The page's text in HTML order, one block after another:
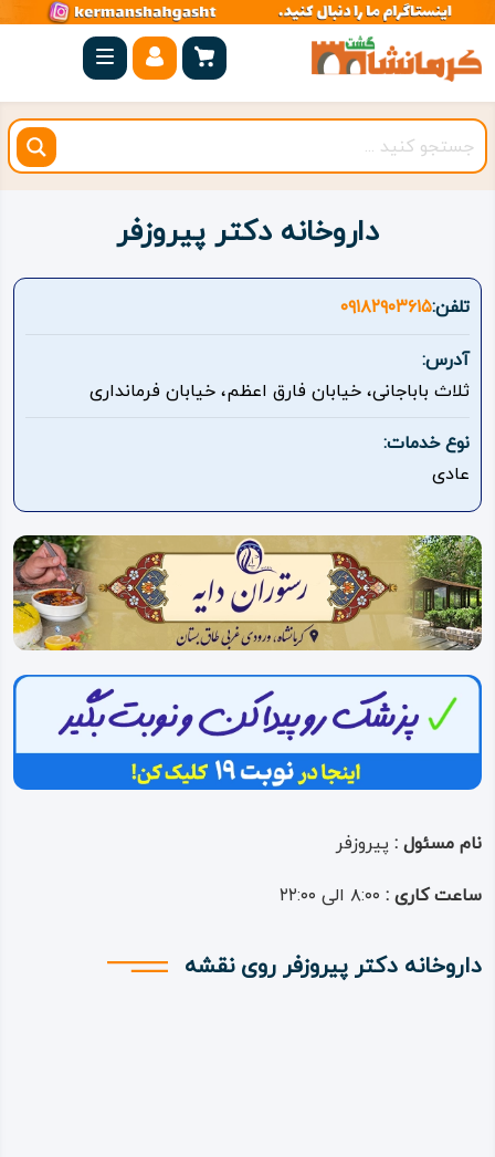
صفحه
اصلی
کرمانشاه
شهرستان
بیستون
روستاهای
هدف
اقامتگاه
ویدئو
درباره
ما
داروخانه دکتر پیروزفر
تلفن:۰۹۱۸۲۹۰۳۶۱۵
آدرس:
ثلاث باباجانی، خیابان فارق اعظم، خیابان فرمانداری
نوع خدمات:
عادی
نام مسئول : پیروزفر
ساعت کاری :
داروخانه دکتر پیروزفر روی نقشه